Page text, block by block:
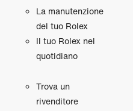
La manutenzione
del tuo Rolex
Il tuo Rolex nel
quotidiano
Trova un
rivenditore